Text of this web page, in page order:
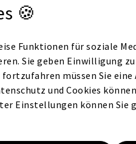
🍪
Funktionen für soziale
Sie geben Einwilligung
müssen Sie
und Cookies
Einstellungen können Sie